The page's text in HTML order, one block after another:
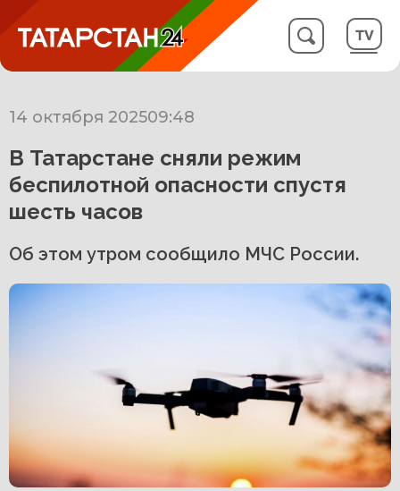
14 октября 202509:48
В Татарстане сняли режим
беспилотной опасности спустя
шесть часов
Об этом утром сообщило МЧС России.